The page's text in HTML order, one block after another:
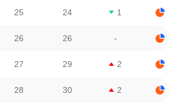
25 24 1
26 26 -
27 29 2
28 30 2